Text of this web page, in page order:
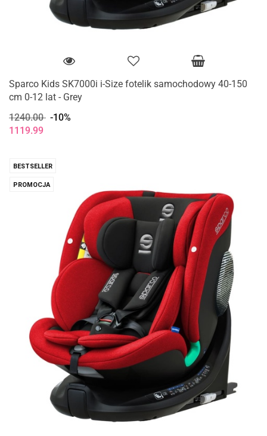
Sparco Kids SK7000i i-Size fotelik samochodowy 40-150
cm 0-12 lat - Grey
1240.00 -10%
1119.99
BESTSELLER
PROMOCJA